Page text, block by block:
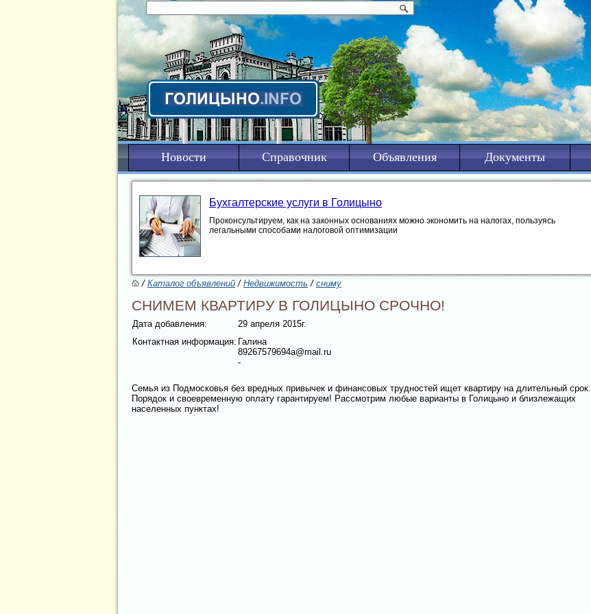
Новости Справочник Объявления Документы
Бухгалтерские услуги в Голицыно
Проконсультируем, как на законных основаниях можно экономить на налогах, пользуясь
легальными способами налоговой оптимизации
/Каталог объявлений/Недвижимость/сниму
СНИМЕМ КВАРТИРУ В ГОЛИЦЫНО СРОЧНО!
Дата добавления:
29 апреля 2015г.
Контактная информация: Галина
89267579694a@mail.ru
-
Семья из Подмосковья без вредных привычек и финансовых трудностей ищет квартиру на длительный срок.
Порядок и своевременную оплату гарантируем! Рассмотрим любые варианты в Голицыно и близлежащих
населенных пунктах!